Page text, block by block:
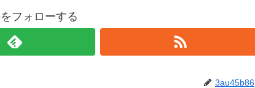
フォローする
3au45b86